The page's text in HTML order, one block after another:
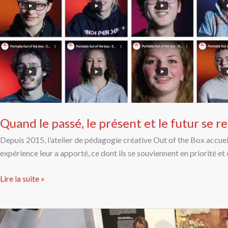
Quand le passé, le présent et le futur se
Depuis 2015, l’atelier de pédagogie créative Out of the Box
expérience leur a apporté, ce dont ils se souviennent en priorité
minutes
Lire la suite »
Du